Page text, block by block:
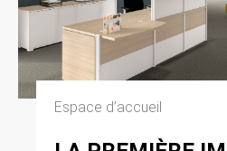
Espace d’accueil